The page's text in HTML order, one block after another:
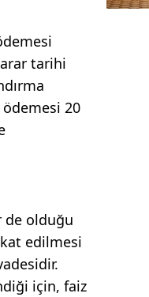
tarihi
ödemesi 20
de olduğu
edilmesi
için, faiz